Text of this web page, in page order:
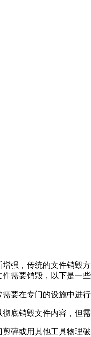
强，传统的文件销
需要销毁，以下是一些
要在专门的设施中进
底销毁文件内容，但
碎或用其他工具物理破